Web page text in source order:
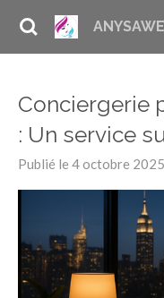
Passer
Conciergerie
: Un service
Publié le 4 octobre